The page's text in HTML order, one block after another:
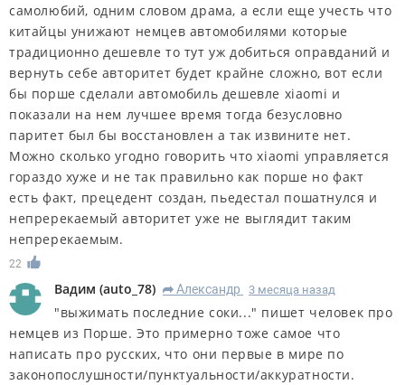
самолюбий, одним словом драма, а если еще учесть что
китайцы унижают немцев автомобилями которые
традиционно дешевле то тут уж добиться оправданий и
вернуть себе авторитет будет крайне сложно, вот если
бы порше сделали автомобиль дешевле xiaomi и
показали на нем лучшее время тогда безусловно
паритет был бы восстановлен а так извините нет.
Можно сколько угодно говорить что xiaomi управляется
гораздо хуже и не так правильно как порше но факт
есть факт, прецедент создан, пьедестал пошатнулся и
непререкаемый авторитет уже не выглядит таким
непререкаемым.
22
Вадим (auto_78) R Александр 3 месяца назад
"выжимать последние соки..." пишет человек про
немцев из Порше. Это примерно тоже самое что
написать про русских, что они первые в мире по
законопослушности/пунктуальности/аккуратности.